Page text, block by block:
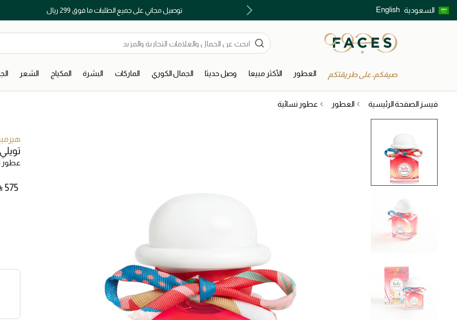
السعودية English توصيل مجاني على جميع الطلبات ما فوق 299 ريال اكتشفوا خدمات الجمال المختارة بعناية
صيفكم، على طريقتكم العطور الأكثر مبيعا وصل حديثا الجمال الكوري الماركات البشرة المكياج الشعر
فيسز الصفحة الرئيسية العطور عطور نسائية
عطور
⁦575⁩